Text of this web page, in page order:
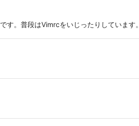
す。普段はVimrcをいじったりしています。